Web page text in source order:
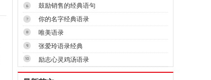
鼓励销售的经典语句
你的名字经典语录
唯美语录
张爱玲语录经典
励志心灵鸡汤语录